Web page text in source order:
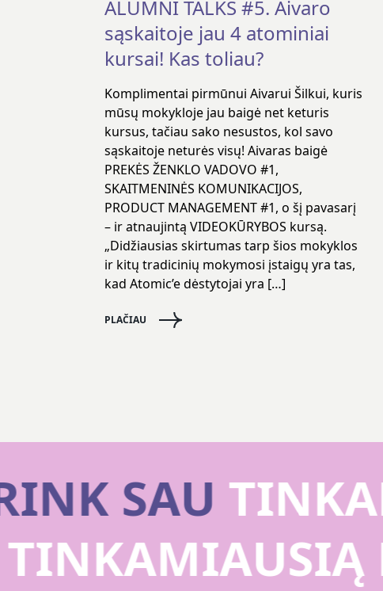
ALUMNI TALKS #5. Aivaro
sąskaitoje jau 4 atominiai
kursai! Kas toliau?
Komplimentai pirmūnui Aivarui Šilkui, kuris
mūsų mokykloje jau baigė net keturis
kursus, tačiau sako nesustos, kol savo
sąskaitoje neturės visų! Aivaras baigė
PREKĖS ŽENKLO VADOVO #1,
SKAITMENINĖS KOMUNIKACIJOS,
PRODUCT MANAGEMENT #1, o šį pavasarį
– ir atnaujintą VIDEOKŪRYBOS kursą.
„Didžiausias skirtumas tarp šios mokyklos
ir kitų tradicinių mokymosi įstaigų yra tas,
kad Atomic’e dėstytojai yra […]
PLAČIAU
SAU